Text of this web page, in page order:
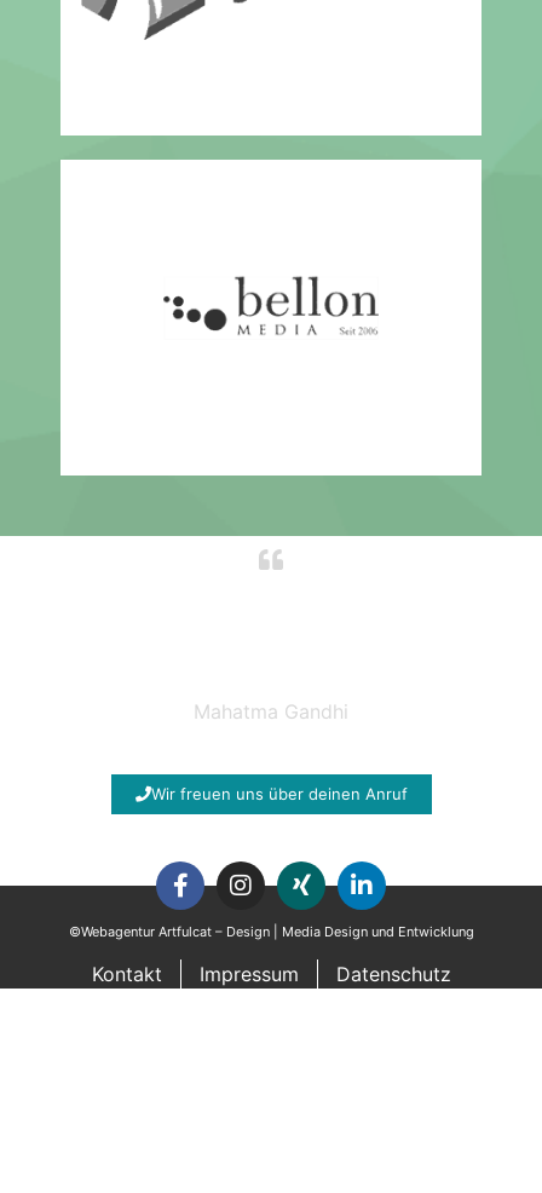
Mahatma Gandhi
Wir freuen uns über deinen Anruf
©Webagentur Artfulcat – Design | Media Design und Entwicklung
Kontakt Impressum Datenschutz